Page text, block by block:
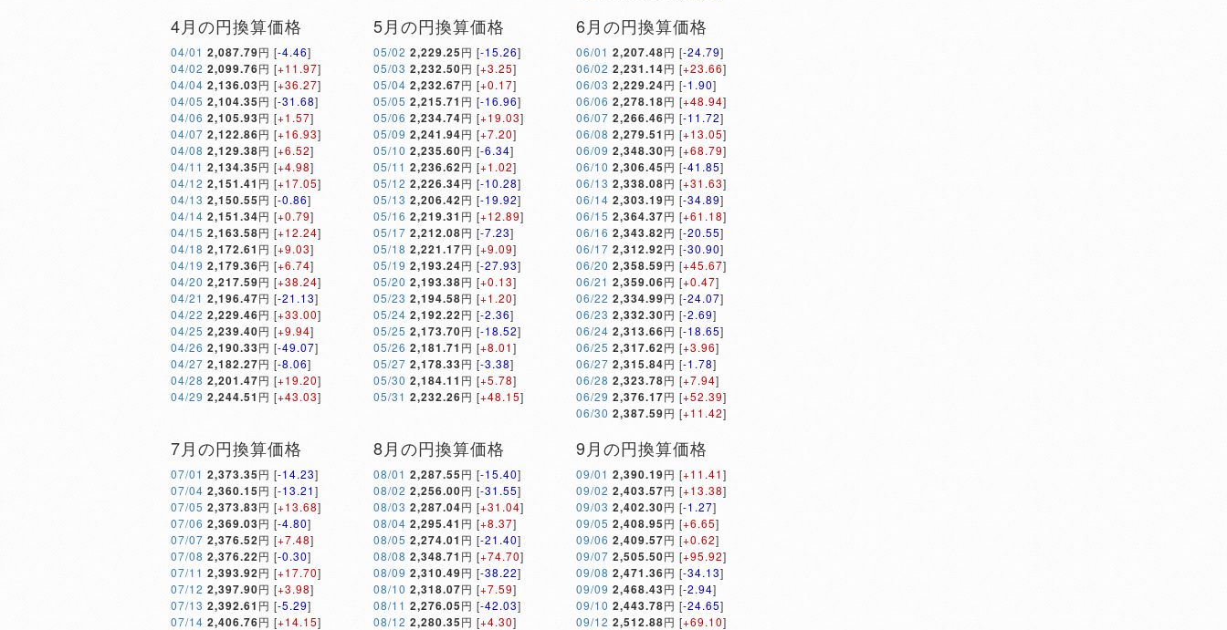
4月の円換算価格
04/01 2,087.79円 [-4.46]
04/02 2,099.76円 [+11.97]
04/04 2,136.03円 [+36.27]
04/05 2,104.35円 [-31.68]
04/06 2,105.93円 [+1.57]
04/07 2,122.86円 [+16.93]
04/08 2,129.38円 [+6.52]
04/11 2,134.35円 [+4.98]
04/12 2,151.41 円 [+17.05]
04/13 2,150.55円 [-0.86]
04/14 2,151.34円 [+0.79]
04/15 2,163.58円 [+12.24]
04/18 2,172.61 円 [+9.03]
04/19 2,179.36円 [+6.74]
04/20 2,217.59円 [+38.24]
04/21 2,196.47円 [-21.13]
04/22 2,229.46円 [+33.00]
04/25 2,239.40円 [+9.94]
04/26 2,190.33円 [-49.07]
04/27 2,182.27円 [-8.06]
04/28 2,201.47円 [+19.20]
04/29 2,244.51 円 [+43.03]
5月の円換算価格
05/02 2,229.25円 [-15.26]
05/03 2,232.50円 [+3.25]
05/04 2,232.67円 [+0.17]
05/05 2,215.71 円 [-16.96]
05/06 2,234.74円 [+19.03]
05/09 2,241.94円 [+7.20]
05/10 2,235.60円 [-6.34]
05/11 2,236.62円 [+1.02]
05/12 2,226.34円 [-10.28]
05/13 2,206.42円 [-19.92]
05/16 2,219.31 円 [+12.89]
05/17 2,212.08円 [-7.23]
05/18 2,221.17円 [+9.09]
05/19 2,193.24円 [-27.93]
05/20 2,193.38円 [+0.13]
05/23 2,194.58円 [+1.20]
05/24 2,192.22円 [-2.36]
05/25 2,173.70円 [-18.52]
05/26 2,181.71 円 [+8.01]
05/27 2,178.33円 [-3.38]
05/30 2,184.11 円 [+5.78]
05/31 2,232.26円 [+48.15]
6月の円換算価格
06/01 2,207.48円 [-24.79]
06/02 2,231.14円 [+23.66]
06/03 2,229.24円 [-1.90]
06/06 2,278.18円 [+48.94]
06/07 2,266.46円 [-11.72]
06/08 2,279.51 円 [+13.05]
06/09 2,348.30円 [+68.79]
06/10 2,306.45円 [-41.85]
06/13 2,338.08円 [+31.63]
06/14 2,303.19円 [-34.89]
06/15 2,364.37円 [+61.18]
06/16 2,343.82円 [-20.55]
06/17 2,312.92円 [-30.90]
06/20 2,358.59円 [+45.67]
06/21 2,359.06円 [+0.47]
06/22 2,334.99円 [-24.07]
06/23 2,332.30円 [-2.69]
06/24 2,313.66円 [-18.65]
06/25 2,317.62円 [+3.96]
06/27 2,315.84円 [-1.78]
06/28 2,323.78円 [+7.94]
06/29 2,376.17円 [+52.39]
06/30 2,387.59円 [+11.42]
7月の円換算価格
07/01 2,373.35円 [-14.23]
07/04 2,360.15円 [-13.21]
07/05 2,373.83円 [+13.68]
07/06 2,369.03円 [-4.80]
07/07 2,376.52円 [+7.48]
07/08 2,376.22円 [-0.30]
07/11 2,393.92円 [+17.70]
07/12 2,397.90円 [+3.98]
07/13 2,392.61 円 [-5.29]
07/14 2,406.76円 [+14.15]
8月の円換算価格
08/01 2,287.55円 [-15.40]
08/02 2,256.00円 [-31.55]
08/03 2,287.04円 [+31.04]
08/04 2,295.41 円 [+8.37]
08/05 2,274.01 円 [-21.40]
08/08 2,348.71 円 [+74.70]
08/09 2,310.49円 [-38.22]
08/10 2,318.07円 [+7.59]
08/11 2,276.05円 [-42.03]
08/12 2,280.35円 [+4.30]
9月の円換算価格
09/01 2,390.19円 [+11.41]
09/02 2,403.57円 [+13.38]
09/03 2,402.30円 [-1.27]
09/05 2,408.95円 [+6.65]
09/06 2,409.57円 [+0.62]
09/07 2,505.50円 [+95.92]
09/08 2,471.36円 [-34.13]
09/09 2,468.43円 [-2.94]
09/10 2,443.78円 [-24.65]
09/12 2,512.88円 [+69.10]